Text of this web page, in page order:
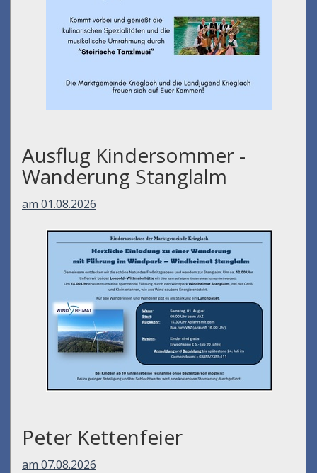
Ausflug Kindersommer -
Wanderung Stanglalm
am 01.08.2026
Peter Kettenfeier
am 07.08.2026